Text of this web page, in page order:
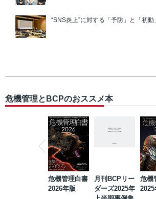
“SNS炎上”に対する「予防」と「初
危機管理とBCPのおススメ本
危機管理白書
2026年版
月刊BCPリー
ダーズ2025年
危機
2025